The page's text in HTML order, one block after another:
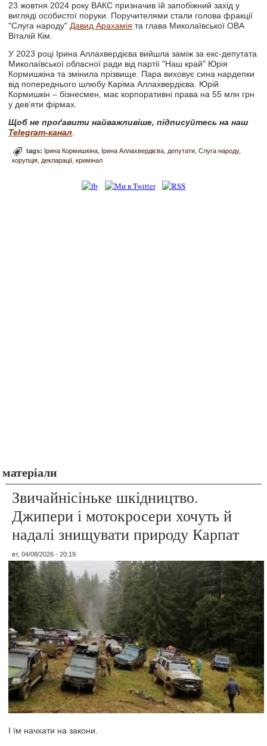
23 жовтня 2024 року ВАКС призначив їй запобіжний захід у
вигляді особистої поруки. Поручителями стали голова фракції
"Слуга народу" Давид Арахамія та глава Миколаївської ОВА
Віталій Кім.
У 2023 році Ірина Аллахвердієва вийшла заміж за екс-депутата
Миколаївської обласної ради від партії "Наш край" Юрія
Кормишкіна та змінила прізвище. Пара виховує сина нардепки
від попереднього шлюбу Каріма Аллахвердієва. Юрій
Кормишкін – бізнесмен, має корпоративні права на 55 млн грн
у дев’яти фірмах.
Щоб не проґавити найважливіше, підписуйтесь на наш
Telegram-канал
tags: Ірина Кормишкіна Ірина Аллахвердієва депутати Слуга народу
корупція декларації кримінал
матеріали
Звичайнісіньке шкідництво.
Джипери і мотокросери хочуть й
надалі знищувати природу Карпат
вт, 04/08/2026 - 20:19
І їм начхати на закони.